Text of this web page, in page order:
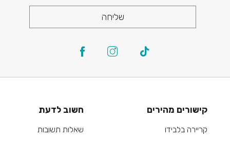
שליחה
קישורים מהירים
קריירה בלבידו
חשוב לדעת
שאלות תשובות